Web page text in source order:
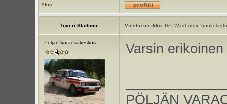
Ylös
Toveri Sladimir Viestin otsikko:Re: Wartburgin
Pöljän Varaosakeskus Varsin
PÖLJÄN